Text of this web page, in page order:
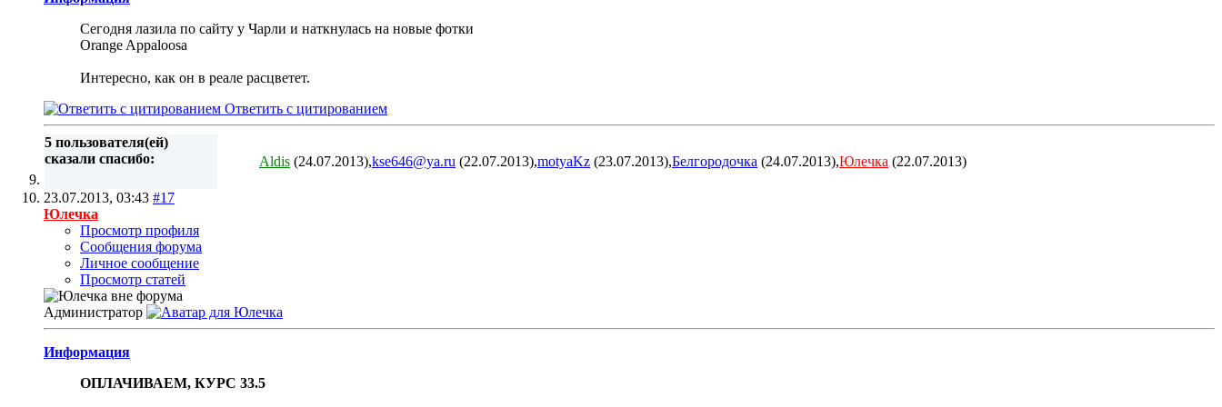
Сегодня лазила по сайту у Чарли и наткнулась на новые фотки
Orange Appaloosa
Интересно, как он в реале расцветет.
Ответить с цитированием
5 пользователя(ей)
сказали cпасибо:
Aldis (24.07.2013),kse646@ya.ru (22.07.2013),motyaKz (23.07.2013),Белгородочка (24.07.2013),Юлечка (22.07.2013)
23.07.2013, 03:43 #17
Юлечка
Просмотр профиля
Сообщения форума
Личное сообщение
Просмотр статей
Администратор
Информация
ОПЛАЧИВАЕМ, КУРС 33.5